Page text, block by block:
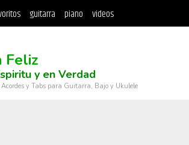
guitarra piano videos
Feliz
y en Verdad
Acordes y Tabs para Guitarra, Bajo y Ukulele